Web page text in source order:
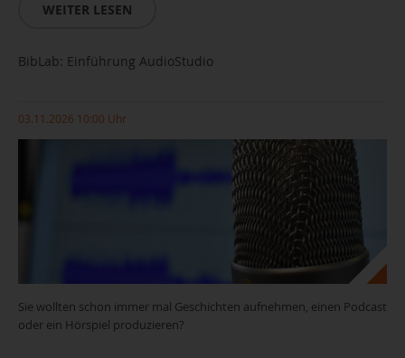
WEITER LESEN
BibLab: Einführung AudioStudio
03.11.2026 10:00 Uhr
Sie wollten schon immer mal Geschichten aufnehmen, einen Podcast
oder ein Hörspiel produzieren?